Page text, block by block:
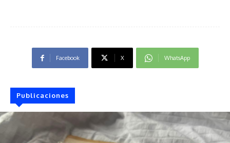
Facebook X WhatsApp
Publicaciones